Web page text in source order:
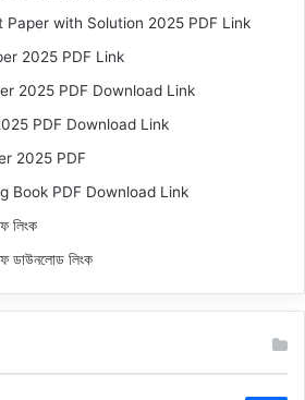
Paper with Solution 2025 PDF Link
2025 PDF Link
2025 PDF Download Link
PDF Download Link
2025 PDF
Book PDF Download Link
লিংক
ডাউনলোড লিংক